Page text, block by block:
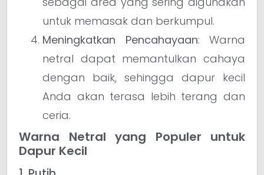
untuk memasak dan berkumpul.
Meningkatkan Pencahayaan: Warna
netral dapat memantulkan cahaya
dengan baik, sehingga dapur kecil
Anda akan terasa lebih terang dan
ceria.
Warna Netral yang Populer untuk
Dapur Kecil